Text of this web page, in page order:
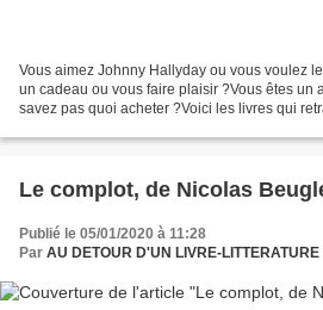
Vous aimez Johnny Hallyday ou vous voulez
un cadeau ou vous faire plaisir ?Vous êtes un
savez pas quoi acheter ?Voici les livres qui
Le complot, de Nicolas
Publié le 05/01/2020 à 11:28
Par AU DETOUR D'UN LIVRE-LITTERATURE